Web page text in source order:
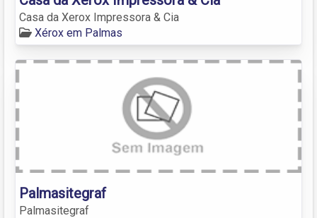
Casa da Xerox Impressora & Cia
Xérox em Palmas
Palmasitegraf
Palmasitegraf